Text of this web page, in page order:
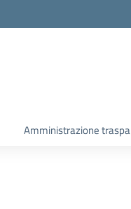
Amministrazione